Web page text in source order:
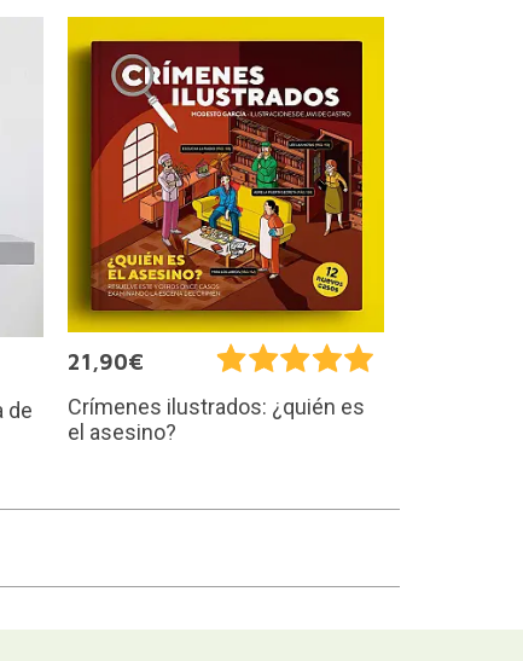
de
21,90€
Crímenes ilustrados: ¿quién es
el asesino?